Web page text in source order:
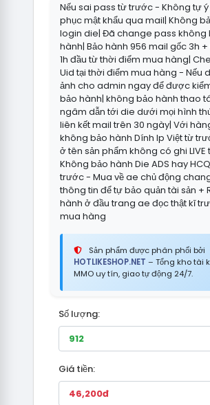
Nếu sai pass từ trước - Không tự ý
phục mật khẩu qua mail| Không
login die| Đã change pass không
hành| Bảo hành 956 mail gốc 3h
1h đầu từ thời điểm mua hàng|
Uid tại thời điểm mua hàng - Nếu
ảnh cho admin ngay để được
bảo hành| không bảo hành thao
ngâm dẫn tới die dưới mọi hình
liên kết mail trên 30 ngày| Với
không bảo hành Dính Ip Việt từ
ở tên sản phẩm không có ghi LIVE
Không bảo hành Die ADS hay
trước - Mua về ae chủ động
thông tin để tự bảo quản tài sản +
hành ở đầu trang ae đọc thật kĩ
mua hàng
Sản phẩm được phân phối bởi
HOTLIKESHOP.NET – Tổng kho tài
MMO uy tín, giao tự động 24/7.
Số lượng:
Giá tiền: